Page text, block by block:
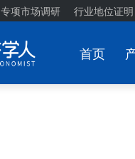
专项市场调研 行业地位证明
首页